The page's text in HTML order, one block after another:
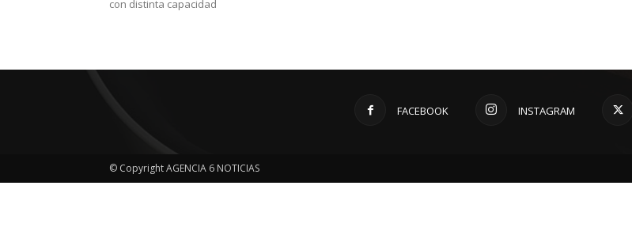
con distinta capacidad
FACEBOOK INSTAGRAM
© Copyright AGENCIA 6 NOTICIAS